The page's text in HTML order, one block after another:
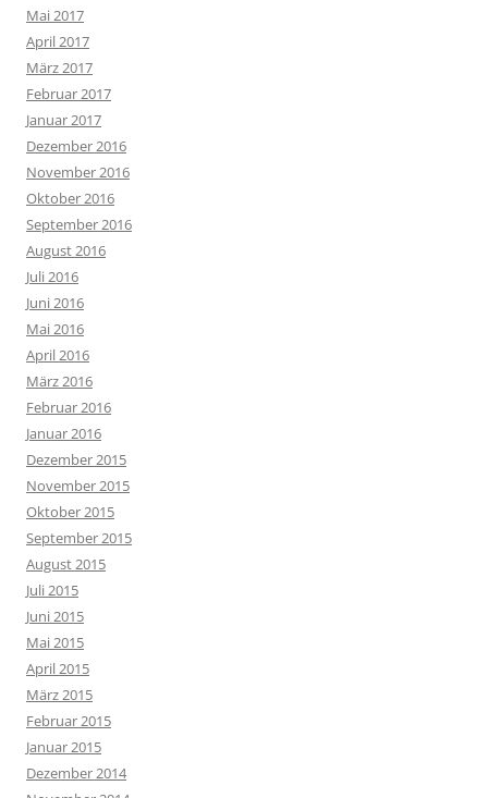
Mai 2017
April 2017
März 2017
Februar 2017
Januar 2017
Dezember 2016
November 2016
Oktober 2016
September 2016
August 2016
Juli 2016
Juni 2016
Mai 2016
April 2016
März 2016
Februar 2016
Januar 2016
Dezember 2015
November 2015
Oktober 2015
September 2015
August 2015
Juli 2015
Juni 2015
Mai 2015
April 2015
März 2015
Februar 2015
Januar 2015
Dezember 2014